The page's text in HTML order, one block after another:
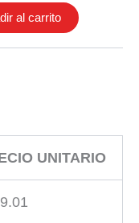
al carrito
UNITARIO